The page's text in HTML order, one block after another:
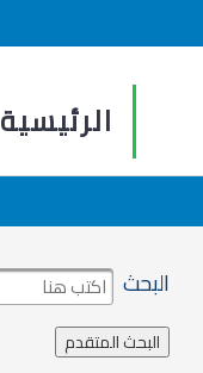
الرئيسية
البحث